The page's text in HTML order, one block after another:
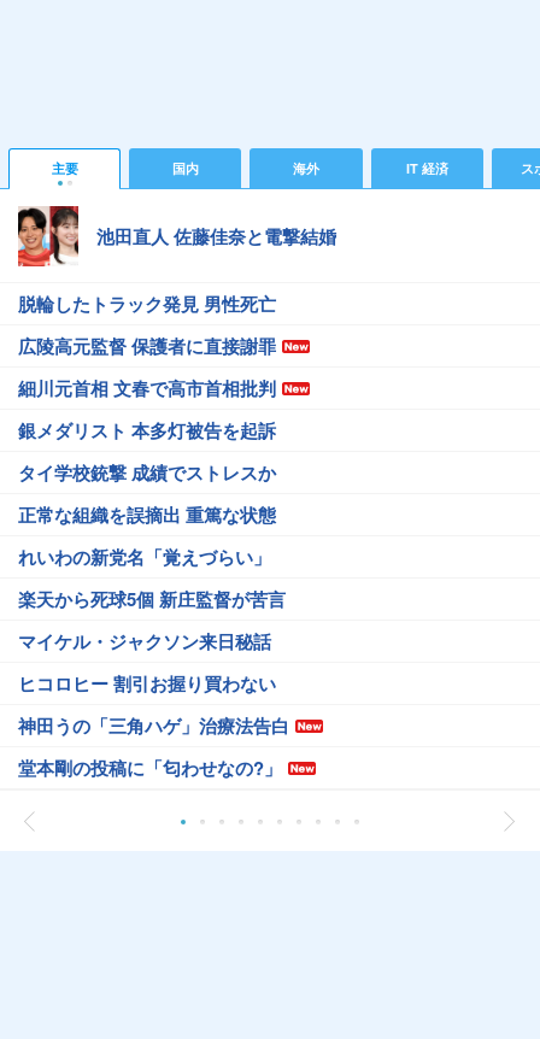
主要 国内 海外 IT 経済 ス
池田直人 佐藤佳奈と電撃結婚
脱輪したトラック発見 男性死亡
広陵高元監督 保護者に直接謝罪
細川元首相 文春で高市首相批判
銀メダリスト 本多灯被告を起訴
タイ学校銃撃 成績でストレスか
正常な組織を誤摘出 重篤な状態
れいわの新党名「覚えづらい」
楽天から死球5個 新庄監督が苦言
マイケル・ジャクソン来日秘話
ヒコロヒー 割引お握り買わない
神田うの「三角ハゲ」治療法告白
堂本剛の投稿に「匂わせなの?」